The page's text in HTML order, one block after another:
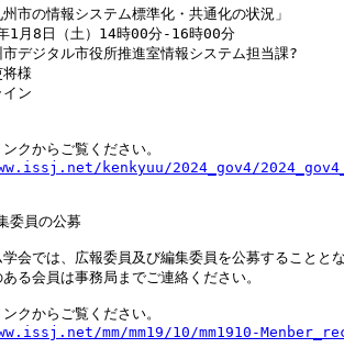
の情報システム標準化・共通化の状況」
8日（土）14時00分-16時00分
ジタル市役所推進室情報システム担当課?
ン
からご覧ください。
kenkyuu/2024_gov4/
委員の公募
は、広報委員及び編集委員を公募することと
会員は事務局までご連絡ください。
からご覧ください。
mm/mm19/10/mm1910-